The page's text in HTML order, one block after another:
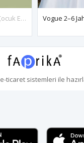
Florence 7-11 Yaş Kız Çocuk Elbise 30181 Kırık Beyaz
e-ticaretsistemleri ile